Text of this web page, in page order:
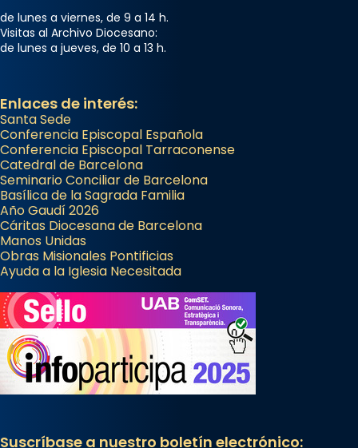
de lunes a viernes, de 9 a 14 h.
Visitas al Archivo Diocesano:
de lunes a jueves, de 10 a 13 h.
Enlaces de interés:
Santa Sede
Conferencia Episcopal Española
Conferencia Episcopal Tarraconense
Catedral de Barcelona
Seminario Conciliar de Barcelona
Basílica de la Sagrada Familia
Año Gaudí 2026
Cáritas Diocesana de Barcelona
Manos Unidas
Obras Misionales Pontificias
Ayuda a la Iglesia Necesitada
Suscríbase a nuestro boletín electrónico: